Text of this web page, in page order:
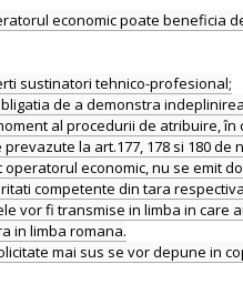
economic poate beneficia
sustinatori tehnico-profesional;
de a demonstra
al procedurii de atribuire,
la art.177, 178 si 180
economic, nu se emit
competente din tara
vor fi transmise in limba in
in limba romana.
mai sus se vor depune in